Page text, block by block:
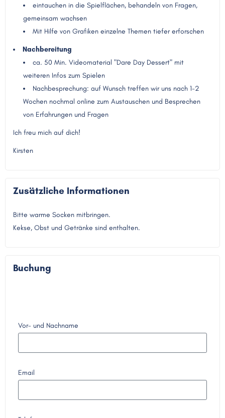
eintauchen in die Spielflächen, behandeln von Fragen,
gemeinsam wachsen
Mit Hilfe von Grafiken einzelne Themen tiefer erforschen
Nachbereitung
ca. 50 Min. Videomaterial "Dare Day Dessert" mit
weiteren Infos zum Spielen
Nachbesprechung: auf Wunsch treffen wir uns nach 1-2
Wochen nochmal online zum Austauschen und Besprechen
von Erfahrungen und Fragen
Ich freu mich auf dich!
Kirsten
Zusätzliche Informationen
Bitte warme Socken mitbringen.
Kekse, Obst und Getränke sind enthalten.
Buchung
Vor- und Nachname
Email